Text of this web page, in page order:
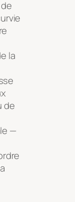
la
de
—